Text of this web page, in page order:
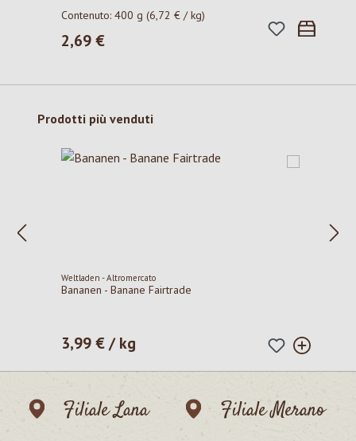
Contenuto:400 g(6,72 € / kg)
Prezzo normale:
2,69 €
Salta la galleria dei prodotti
Prodotti più venduti
Weltladen - Altromercato
Bananen - Banane Fairtrade
Prezzo normale:
3,99 € / kg
Filiale Lana
Filiale Merano